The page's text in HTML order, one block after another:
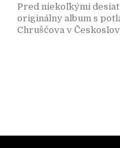
Pred niekoľkými
originálny album s
Chruščova v